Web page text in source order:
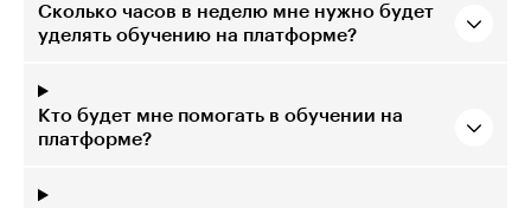
Сколько часов в неделю мне нужно будет
уделять обучению на платформе?
Кто будет мне помогать в обучении на
платформе?